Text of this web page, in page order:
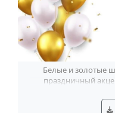
Женщине
Мужчине
Маме
Папе
Детям
Все родственники
Белые и золотые
праздничный